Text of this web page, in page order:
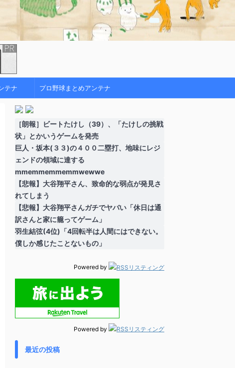
テナ プロ野球まとめアンテナ
［朗報］ビートたけし（39）、「たけしの挑戦
状」とかいうゲームを発売
巨人・坂本(３３)の４００二塁打、地味にレジ
ェンドの領域に達する
mmemmemmemmwewwe
【悲報】大谷翔平さん、致命的な弱点が発見さ
れてしまう
【悲報】大谷翔平さんガチでヤバい「休日は通
訳さんと家に籠ってゲーム」
羽生結弦(4位)「4回転半は人間にはできない。
僕しか感じたことないもの」
Powered by
Powered by
最近の投稿